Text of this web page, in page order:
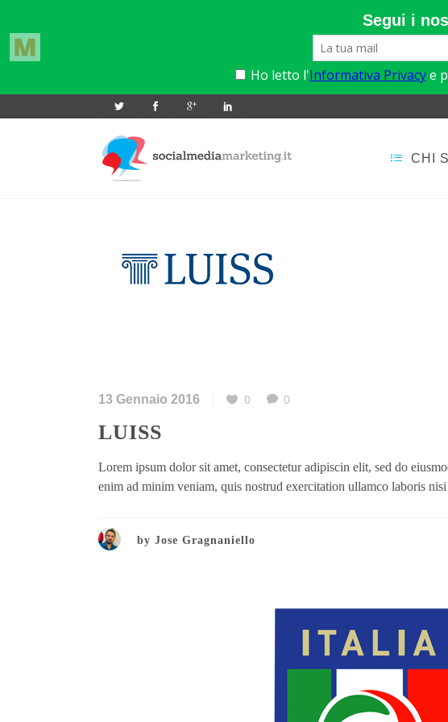
CHI
13 Gennaio 2016 0 0
LUISS
Lorem ipsum dolor sit amet, consectetur adipiscin elit, sed do
enim ad minim veniam, quis nostrud exercitation ullamco laboris
by Jose Gragnaniello